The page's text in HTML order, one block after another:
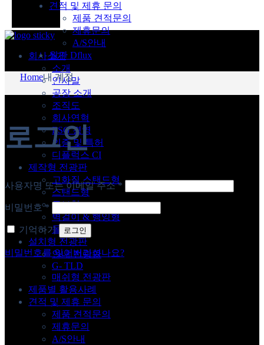
회사소개
소개
인사말
공장 소개
조직도
회사연혁
ESG 경영
인증 및 특허
디플럭스 CI
제작형 전광판
고화질 스탠드형
스탠드형
큐브형
벽걸이 & 행잉형
돌출형
설치형 전광판
안내 전광판
G- TLD
매쉬형 전광판
제품별 활용사례
견적 및 제휴 문의
제품 견적문의
제휴문의
A/S안내
견적 및 제휴 문의
제품 견적문의
제휴문의
A/S안내
월간 Dflux
Home내 계정
로그인
사용자명 또는 이메일 주소*
비밀번호*
수
항
목
기억하기 로그인
비밀번호를 잊어버리셨나요?